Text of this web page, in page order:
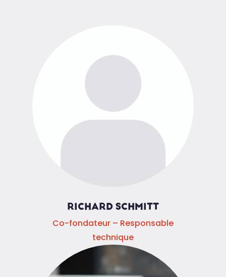
RICHARD SCHMITT
Co-fondateur – Responsable
technique